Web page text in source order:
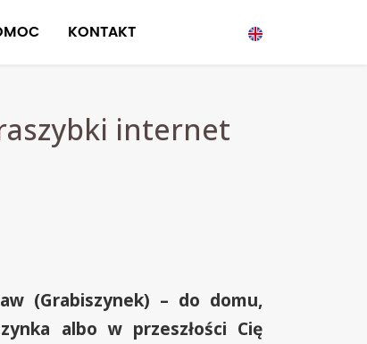
KONTAKT
internet
(Grabiszynek) – do domu,
albo w przeszłości Cię